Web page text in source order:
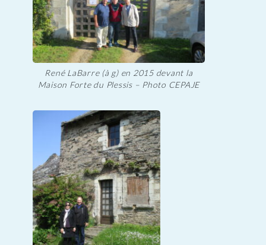
René LaBarre (à g) en 2015 devant la
Maison Forte du Plessis – Photo CEPAJE